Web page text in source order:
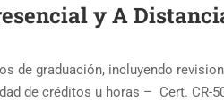
y A
de graduación, incluyendo
de créditos u horas – Cert. CR-